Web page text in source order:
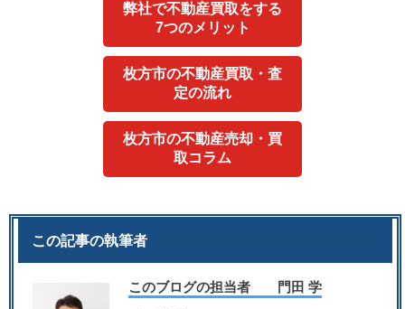
弊社で不動産買取をする
7つのメリット
枚方市の不動産買取・査
定の流れ
枚方市の不動産売却・買
取コラム
この記事の執筆者
このブログの担当者 門田 学